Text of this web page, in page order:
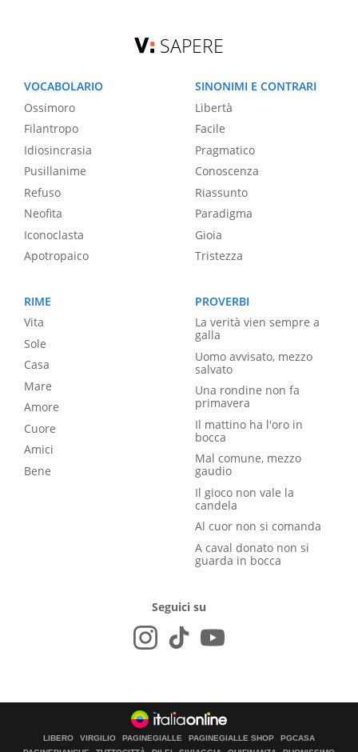
SAPERE
VOCABOLARIO
Ossimoro
Filantropo
Idiosincrasia
Pusillanime
Refuso
Neofita
Iconoclasta
Apotropaico
SINONIMI E CONTRARI
Libertà
Facile
Pragmatico
Conoscenza
Riassunto
Paradigma
Gioia
Tristezza
RIME
Vita
Sole
Casa
Mare
Amore
Cuore
Amici
Bene
PROVERBI
La verità vien sempre a
galla
Uomo avvisato, mezzo
salvato
Una rondine non fa
primavera
Il mattino ha l'oro in
bocca
Mal comune, mezzo
gaudio
Il gioco non vale la
candela
Al cuor non si comanda
A caval donato non si
guarda in bocca
Seguici su
LIBERO VIRGILIO PAGINEGIALLE PAGINEGIALLE SHOP
PGCASA